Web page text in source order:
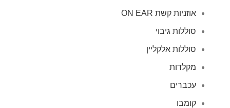
אוזניות קשת ON EAR
סוללות גיבוי
סוללות אלקליין
מקלדות
עכברים
קומבו